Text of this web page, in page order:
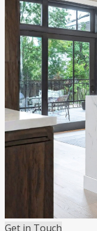
Get in Touch